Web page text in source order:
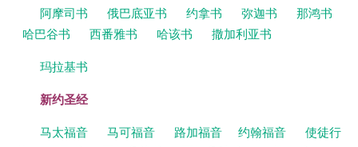
阿摩司书
俄巴底亚书 约拿书 弥迦书
那鸿书
哈巴谷书
西番雅书 哈该书
撒加利亚书
玛拉基书
新约圣经
马太福音 马可福音 路加福音 约翰福音
使徒行